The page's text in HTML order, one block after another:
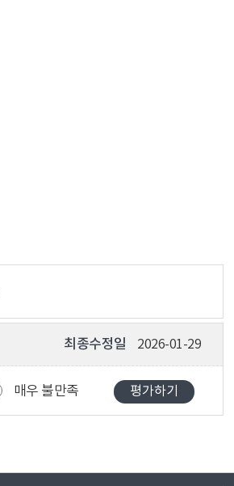
최종수정일 2026-01-29
매우 불만족